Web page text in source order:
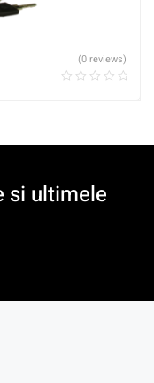
(0 reviews)
si ultimele